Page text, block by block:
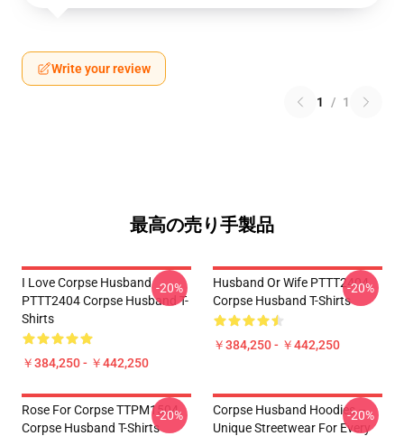
Write your review
1 / 1
最高の売り手製品
I Love Corpse Husband
PTTT2404 Corpse Husband T-
Shirts
￥384,250 - ￥442,250
-20%
Husband Or Wife PTTT2404
Corpse Husband T-Shirts
￥384,250 - ￥442,250
-20%
Rose For Corpse TTPM1504
Corpse Husband T-Shirts
-20%
Corpse Husband Hoodies –
Unique Streetwear For Every
-20%